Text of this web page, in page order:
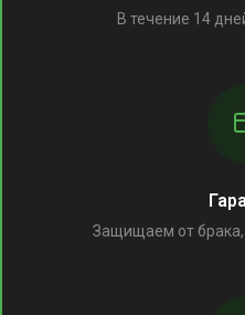
В течение 14
Защищаем от брака,